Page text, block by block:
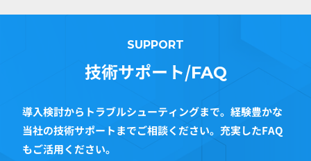
SUPPORT
技術サポート/FAQ
導入検討からトラブルシューティングまで。経験豊かな
当社の技術サポートまでご相談ください。充実したFAQ
もご活用ください。